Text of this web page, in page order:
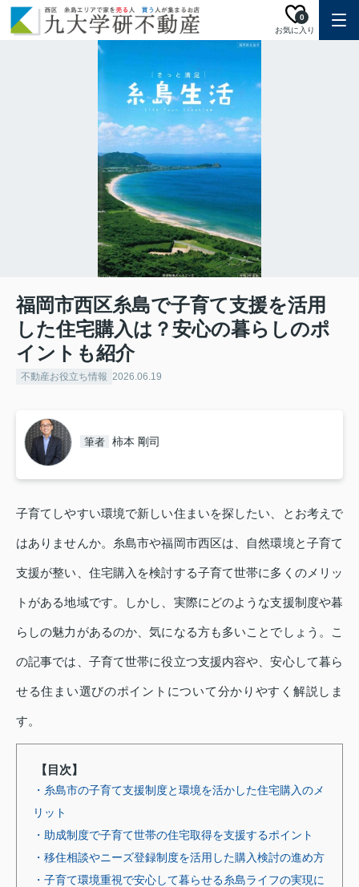
お気に入り
0
福岡市西区糸島で子育て支援を活用
した住宅購入は？安心の暮らしのポ
イントも紹介
不動産お役立ち情報 2026.06.19
筆者 柿本 剛司
子育てしやすい環境で新しい住まいを探したい、とお考えで
はありませんか。糸島市や福岡市西区は、自然環境と子育て
支援が整い、住宅購入を検討する子育て世帯に多くのメリッ
トがある地域です。しかし、実際にどのような支援制度や暮
らしの魅力があるのか、気になる方も多いことでしょう。こ
の記事では、子育て世帯に役立つ支援内容や、安心して暮ら
せる住まい選びのポイントについて分かりやすく解説しま
す。
【目次】
・糸島市の子育て支援制度と環境を活かした住宅購入のメ
リット
・助成制度で子育て世帯の住宅取得を支援するポイント
・移住相談やニーズ登録制度を活用した購入検討の進め方
・子育て環境重視で安心して暮らせる糸島ライフの実現に